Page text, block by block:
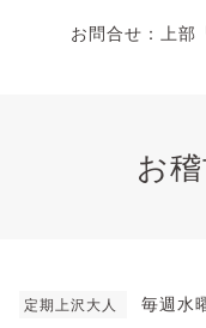
お問合せ：上部
お
定期上沢大人 毎週水